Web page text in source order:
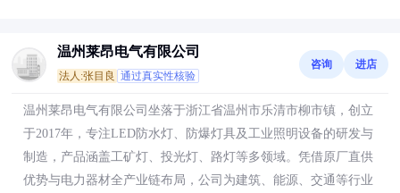
温州莱昂电气有限公司
法人:张目良 通过真实性核验
咨询 进店
温州莱昂电气有限公司坐落于浙江省温州市乐清市柳市镇，创立
于2017年，专注LED防水灯、防爆灯具及工业照明设备的研发与
制造，产品涵盖工矿灯、投光灯、路灯等多领域。凭借原厂直供
优势与电力器材全产业链布局，公司为建筑、能源、交通等行业